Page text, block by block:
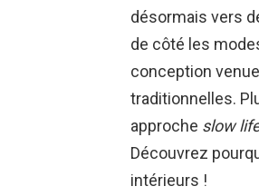
désormais vers
de côté les
conception
traditionnelles.
approche slow
Découvrez
intérieurs !